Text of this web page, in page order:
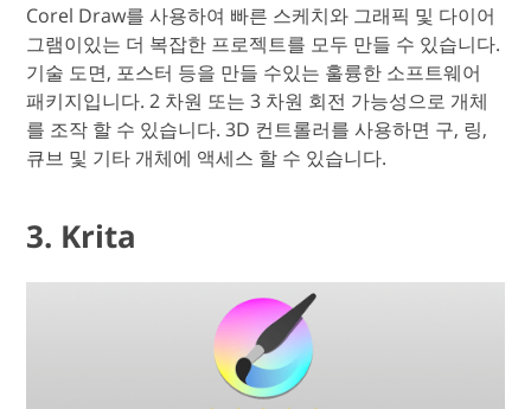
Corel Draw를 사용하여 빠른 스케치와 그래픽 및 다이어
그램이있는 더 복잡한 프로젝트를 모두 만들 수 있습니다.
기술 도면, 포스터 등을 만들 수있는 훌륭한 소프트웨어
패키지입니다. 2 차원 또는 3 차원 회전 가능성으로 개체
를 조작 할 수 있습니다. 3D 컨트롤러를 사용하면 구, 링,
큐브 및 기타 개체에 액세스 할 수 있습니다.
3. Krita